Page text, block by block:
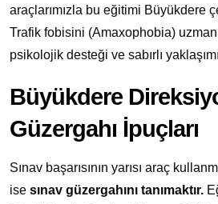
araçlarımızla bu eğitimi Büyükdere
Trafik fobisini (Amaxophobia) uzman
psikolojik desteği ve sabırlı
Büyükdere
Güzergahı İpuçları
Sınav başarısının yarısı araç
ise sınav güzergahını tanımaktır.